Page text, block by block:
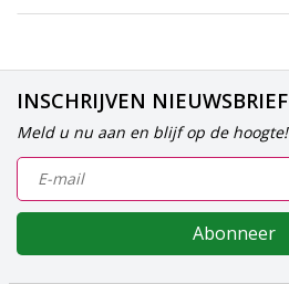
INSCHRIJVEN NIEUWSBRIEF
Meld u nu aan en blijf op de hoogte!
Abonneer